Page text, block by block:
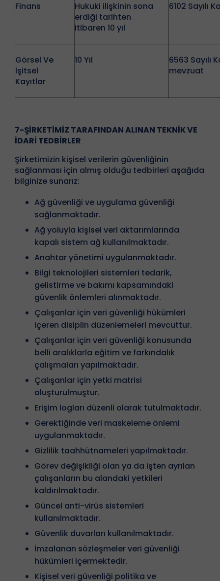
Finans
Hukuki ilişkinin sona
erdiği tarihten
itibaren 10 yıl
6102 Sayılı
Görsel Ve
İşitsel
Kayıtlar
10 Yıl
6563 Sayılı
mevzuat
7-ŞİRKETİMİZ TARAFINDAN ALINAN TEKNİK VE
İDARİ TEDBİRLER
Şirketimizin kişisel verilerin güvenliğinin
sağlanması için almış olduğu tedbirleri aşağıda
bilginize sunarız:
Ağ güvenliği ve uygulama güvenliği
sağlanmaktadır.
Ağ yoluyla kişisel veri aktarımlarında
kapalı sistem ağ kullanılmaktadır.
Anahtar yönetimi uygulanmaktadır.
Bilgi teknolojileri sistemleri tedarik,
gelistirme ve bakımı kapsamındaki
güvenlik önlemleri alınmaktadır.
Çalışanlar için veri güvenliği hükümleri
içeren disiplin düzenlemeleri mevcuttur.
Çalışanlar için veri güvenliği konusunda
belli aralıklarla eğitim ve farkındalık
çalışmaları yapılmaktadır.
Çalışanlar için yetki matrisi
oluşturulmuştur.
Erişim logları düzenli olarak tutulmaktadır.
Gerektiğinde veri maskeleme önlemi
uygulanmaktadır.
Gizlilik taahhütnameleri yapılmaktadır.
Görev değişikliği olan ya da işten ayrılan
çalışanların bu alandaki yetkileri
kaldırılmaktadır.
Güncel anti-virüs sistemleri
kullanılmaktadır.
Güvenlik duvarları kullanılmaktadır.
İmzalanan sözleşmeler veri güvenliği
hükümleri içermektedir.
Kişisel veri güvenliği politika ve